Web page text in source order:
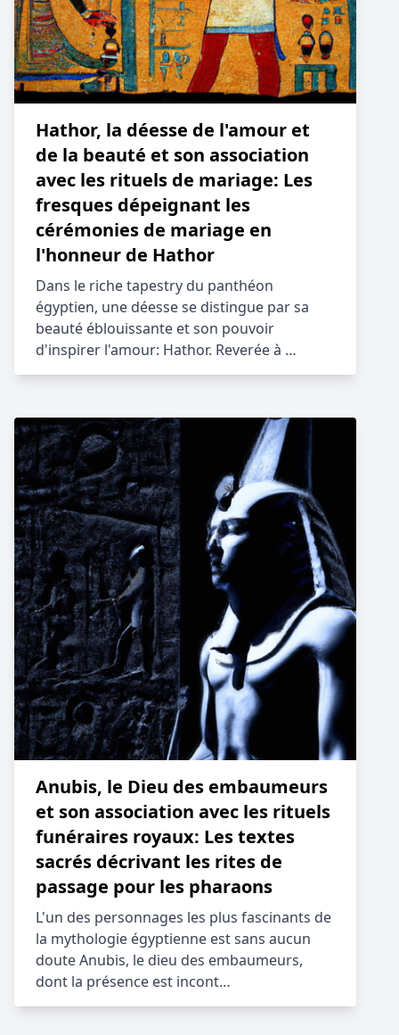
Hathor, la déesse de l'amour et
de la beauté et son association
avec les rituels de mariage: Les
fresques dépeignant les
cérémonies de mariage en
l'honneur de Hathor
Dans le riche tapestry du panthéon
égyptien, une déesse se distingue par sa
beauté éblouissante et son pouvoir
d'inspirer l'amour: Hathor. Reverée à …
Anubis, le Dieu des embaumeurs
et son association avec les rituels
funéraires royaux: Les textes
sacrés décrivant les rites de
passage pour les pharaons
L'un des personnages les plus fascinants de
la mythologie égyptienne est sans aucun
doute Anubis, le dieu des embaumeurs,
dont la présence est incont…